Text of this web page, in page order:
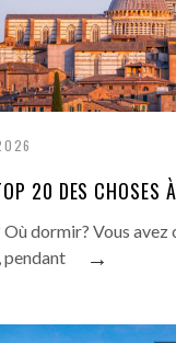
20 DES CHOSES
Où dormir? Vous
pendant
→